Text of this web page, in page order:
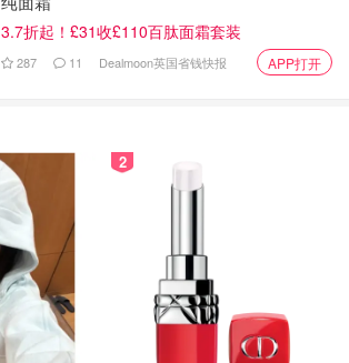
3.7折起！£31收£110百肽面霜套装
287 11 Dealmoon英国省钱快报 APP打开
2